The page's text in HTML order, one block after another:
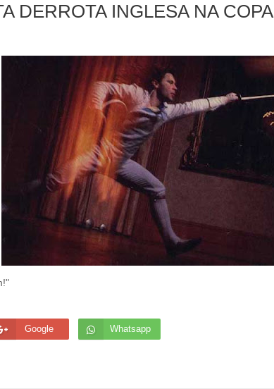
DERROTA INGLESA NA COPA
Google Whatsapp